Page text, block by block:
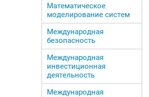
Математическое
моделирование систем
Международная
безопасность
Международная
инвестиционная
деятельность
Международная